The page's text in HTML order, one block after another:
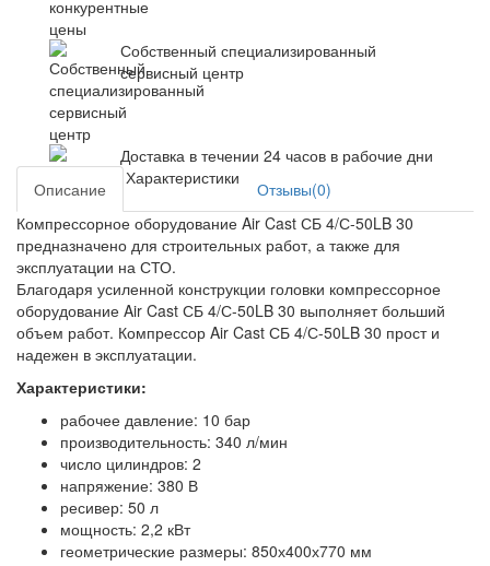
Собственный специализированный
сервисный центр
Доставка в течении 24 часов в рабочие дни
Описание
Характеристики
Отзывы(0)
Компрессорное оборудование Air Cast СБ 4/С-50LB 30
предназначено для строительных работ, а также для
эксплуатации на СТО.
Благодаря усиленной конструкции головки компрессорное
оборудование Air Cast СБ 4/С-50LB 30 выполняет больший
объем работ. Компрессор Air Cast СБ 4/С-50LB 30 прост и
надежен в эксплуатации.
Характеристики:
рабочее давление: 10 бар
производительность: 340 л/мин
число цилиндров: 2
напряжение: 380 В
ресивер: 50 л
мощность: 2,2 кВт
геометрические размеры: 850х400х770 мм